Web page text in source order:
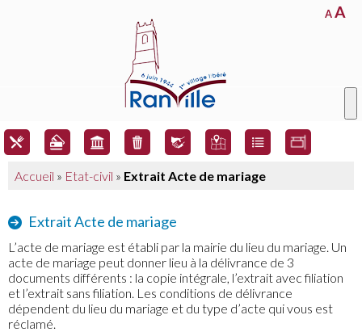
AA
Accueil » Etat-civil » Extrait Acte de mariage
Extrait Acte de mariage
L’acte de mariage est établi par la mairie du lieu du mariage. Un
acte de mariage peut donner lieu à la délivrance de 3
documents différents : la copie intégrale, l’extrait avec filiation
et l’extrait sans filiation. Les conditions de délivrance
dépendent du lieu du mariage et du type d’acte qui vous est
réclamé.